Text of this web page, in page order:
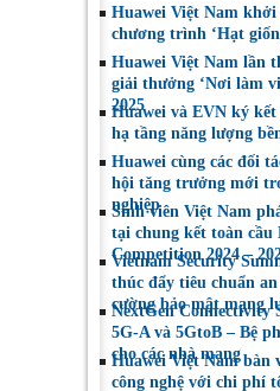
Huawei Việt Nam
chương trình ‘Hạt
Huawei Việt Nam lần
giải thưởng ‘Nơi làm
2025
Huawei và EVN ký
hạ tầng năng lượng
Huawei cùng các đối
hội tăng trưởng mới
nghiệp
Sinh viên Việt Nam
tại chung kết toàn cầu
Competition 2024 –
Vietnam Security
thúc đẩy tiêu chuẩn
cường bảo mật mạng
NextGen Connectivity
5G-A và 5GtoB – Bệ
cho các nhà mạng
Huawei Việt Nam bàn
công nghệ với chi phí